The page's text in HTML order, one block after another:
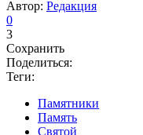
Автор: Редакция
0
3
Сохранить
Поделиться:
Теги:
Памятники
Память
Святой